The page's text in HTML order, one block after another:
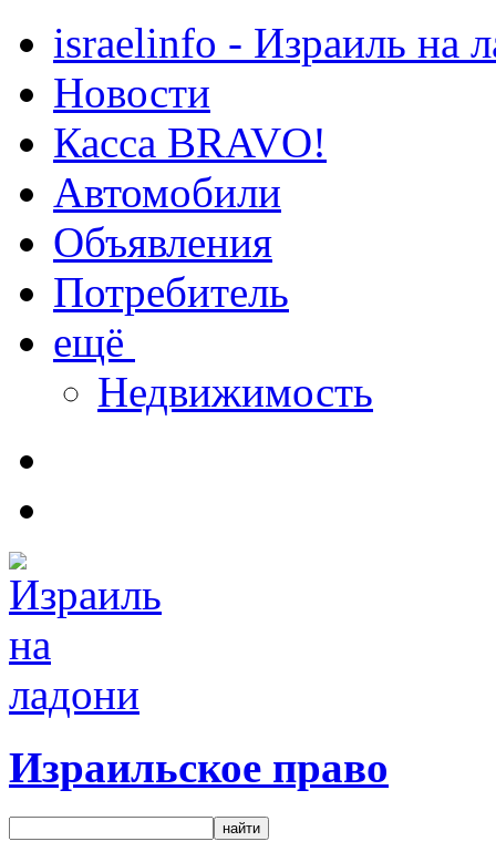
israelinfo - Израиль на
Новости
Касса BRAVO!
Автомобили
Объявления
Потребитель
ещё
Недвижимость
Израильское право